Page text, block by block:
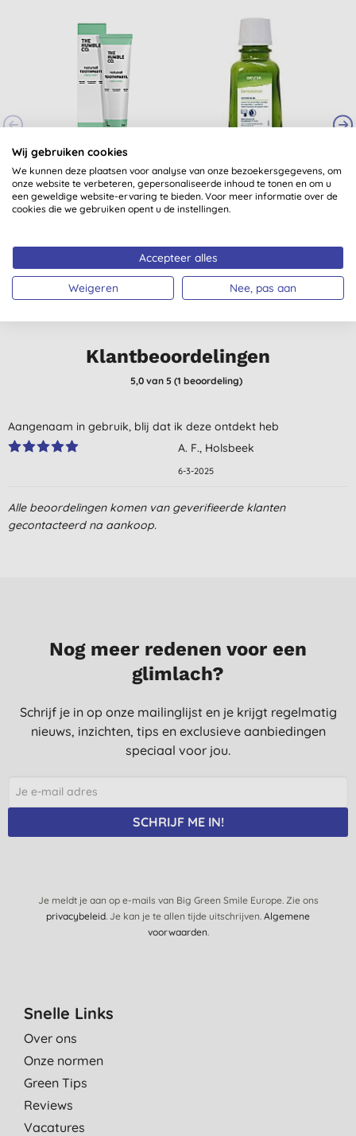
Tandpasta Fresh Mint
- 75ml ( 10)
(bij puistjes en mee-
eters)
(5)
Klantbeoordelingen
5,0van 5 (1 beoordeling)
Aangenaam in gebruik, blij dat ik deze ontdekt heb
A. F., Holsbeek
6-3-2025
Alle beoordelingen komen van geverifieerde klanten
gecontacteerd na aankoop.
Nog meer redenen voor een
glimlach?
Schrijf je in op onze mailinglijst en je krijgt regelmatig
nieuws, inzichten, tips en exclusieve aanbiedingen
speciaal voor jou.
SCHRIJF ME IN!
Je meldt je aan op e-mails van Big Green Smile Europe. Zie ons
privacybeleid. Je kan je te allen tijde uitschrijven. Algemene
voorwaarden.
Snelle Links
Over ons
Onze normen
Green Tips
Reviews
Vacatures
Wij gebruiken cookies
We kunnen deze plaatsen voor analyse van onze bezoekersgegevens, om
onze website te verbeteren, gepersonaliseerde inhoud te tonen en om u
een geweldige website-ervaring te bieden. Voor meer informatie over de
cookies die we gebruiken opent u de instellingen.
Accepteer alles
Weigeren Nee, pas aan